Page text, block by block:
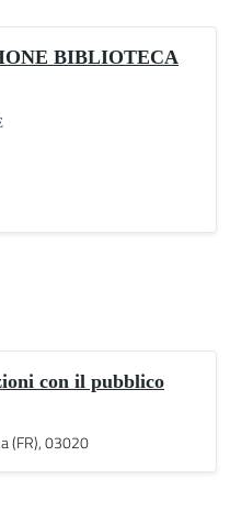
BIBLIOTECA
con il pubblico
(FR), 03020